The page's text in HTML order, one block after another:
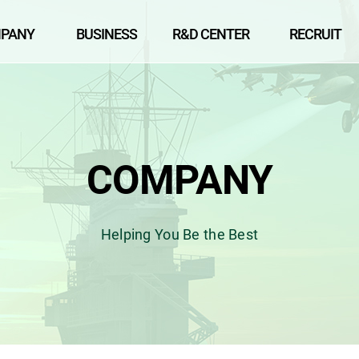
BUSINESS R&D CENTER RECRUIT
COMPANY
Helping You Be the Best